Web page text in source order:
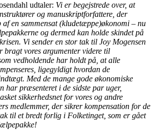
udtaler: Vi er begejstrede over, at
og manuskriptforfattere, der
en sammensat (kludetæppe)økonomi – nu
og dermed kan holde skindet på
Vi sender en stor tak til Joy Mogensen
bragt vores argumenter videre til
vedholdende har holdt på, at alle
ligegyldigt hvordan de
Med de mange gode økonomiske
har præsenteret i de sidste par uger,
sikkerhedsnet for vores og andre
medlemmer, der sikrer kompensation for de
til et bredt forlig i Folketinget, som er gået